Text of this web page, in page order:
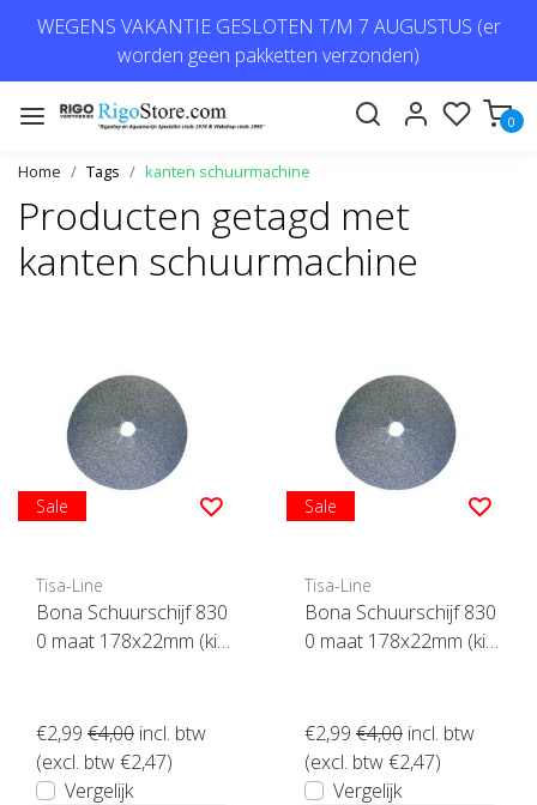
WEGENS VAKANTIE GESLOTEN T/M 7 AUGUSTUS (er
worden geen pakketten verzonden)
0
Home Tags kanten schuurmachine
Producten getagd met
kanten schuurmachine
Sale
Tisa-Line
Bona Schuurschijf 830
0 maat 178x22mm (kie
€2,99 €4,00 incl. btw
(excl. btw €2,47)
Vergelijk
Sale
Tisa-Line
Bona Schuurschijf 830
0 maat 178x22mm (kie
€2,99 €4,00 incl. btw
(excl. btw €2,47)
Vergelijk